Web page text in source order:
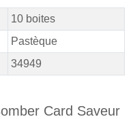
10 boites
Pastèque
34949
Card Saveur